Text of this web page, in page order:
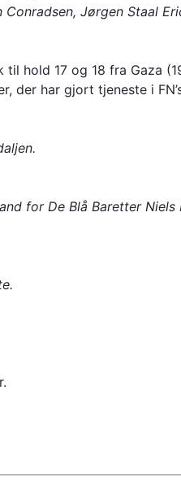
Jørgen Staal
hold 17 og 18 fra Gaza
der har gjort tjeneste i
for De Blå Baretter